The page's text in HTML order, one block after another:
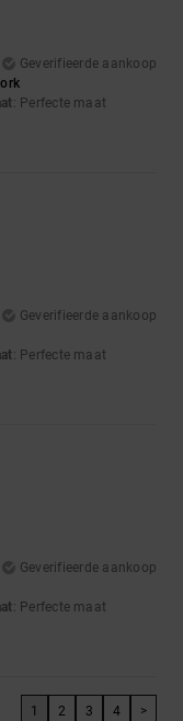
Geverifieerde aankoop
: Perfecte maat
Geverifieerde aankoop
: Perfecte maat
Geverifieerde aankoop
: Perfecte maat
1 2 3 4 >